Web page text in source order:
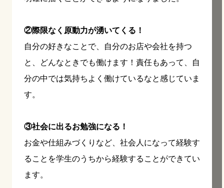
②際限なく原動力が湧いてくる！
自分の好きなことで、自分のお店や会社を持つ
と、どんなときでも働けます！責任もあって、自
分の中では気持ちよく働けているなと感じていま
す。
③社会に出るお勉強になる！
お金や仕組みづくりなど、社会人になって経験す
ることを学生のうちから経験することができてい
ます。